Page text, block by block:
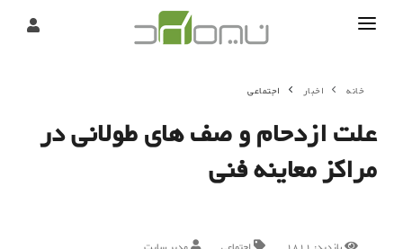
درباره
تحریریه
خانه اخبار اجتماعی
علت ازدحام و صف های طولانی در
مراکز معاینه فنی